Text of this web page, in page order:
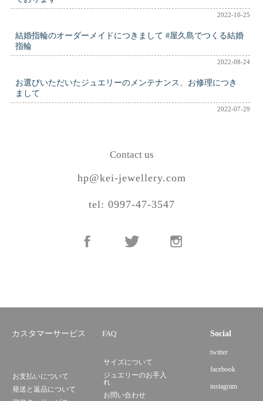
2022-10-25
結婚指輪のオーダーメイドにつきまして #屋久島でつくる結婚
指輪
2022-08-24
お選びいただいたジュエリーのメンテナンス、お修理につき
まして
2022-07-29
Contact us
hp@kei-jewellery.com
tel: 0997-47-3547
カスタマーサービス FAQ
お支払いについて
発送と返品について
サイズについて
ジュエリーのお手入
れ
お問い合わせ
Social
twitter
facebook
instagram